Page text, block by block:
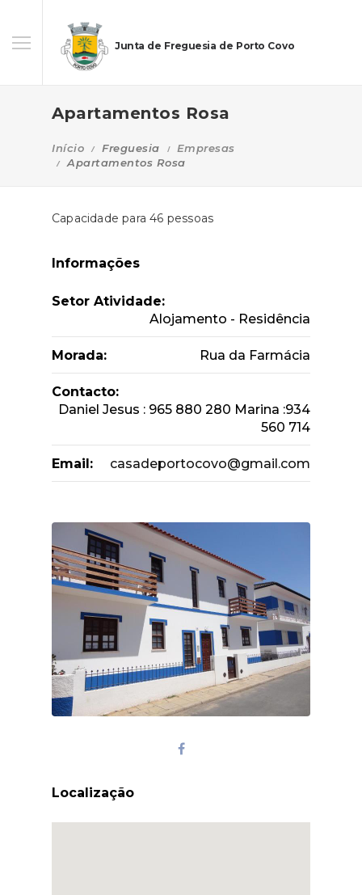
Junta de Freguesia de Porto Covo
Apartamentos Rosa
Início Freguesia
Empresas
Apartamentos Rosa
Capacidade para 46 pessoas
Informações
Setor Atividade:
Alojamento - Residência
Morada: Rua da Farmácia
Contacto:
Daniel Jesus : 965 880 280 Marina :934
560 714
Email: casadeportocovo@gmail.com
Localização